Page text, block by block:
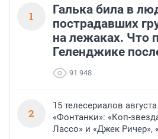
1
Галька била в
пострадавших
на лежаках. Что
Геленджике
91 948
2
15 телесериалов
«Фонтанки»: «Коп-
Лассо» и «Джек Ричер»,